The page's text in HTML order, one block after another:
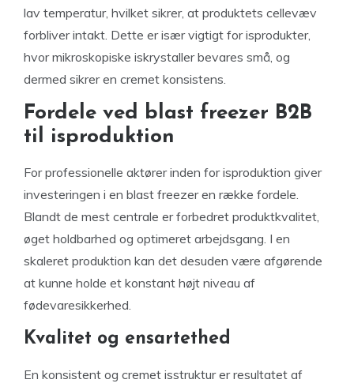
lav temperatur, hvilket sikrer, at produktets cellevæv
forbliver intakt. Dette er især vigtigt for isprodukter,
hvor mikroskopiske iskrystaller bevares små, og
dermed sikrer en cremet konsistens.
Fordele ved blast freezer B2B
til isproduktion
For professionelle aktører inden for isproduktion giver
investeringen i en blast freezer en række fordele.
Blandt de mest centrale er forbedret produktkvalitet,
øget holdbarhed og optimeret arbejdsgang. I en
skaleret produktion kan det desuden være afgørende
at kunne holde et konstant højt niveau af
fødevaresikkerhed.
Kvalitet og ensartethed
En konsistent og cremet isstruktur er resultatet af